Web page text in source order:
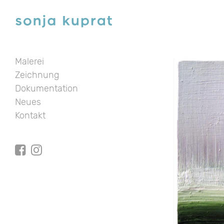
Malerei
Zeichnung
Dokumentation
Neues
Kontakt